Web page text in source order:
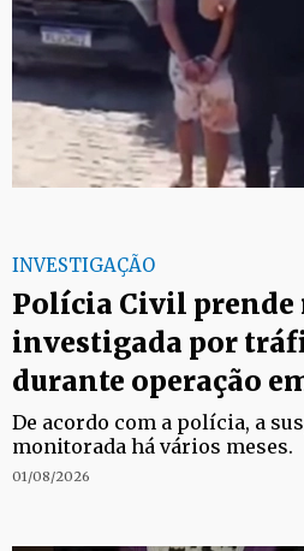
INVESTIGAÇÃO
Polícia Civil prende
investigada por
durante operação
De acordo com a polícia, a
monitorada há vários meses.
01/08/2026